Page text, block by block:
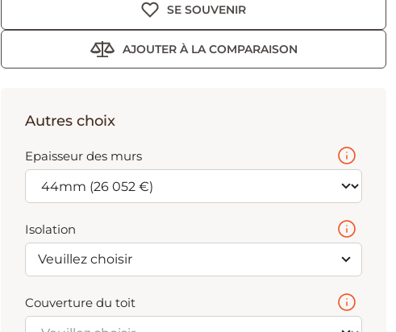
SE SOUVENIR
AJOUTER À LA COMPARAISON
Autres choix
Epaisseur des murs
Isolation
Veuillez choisir
Couverture du toit